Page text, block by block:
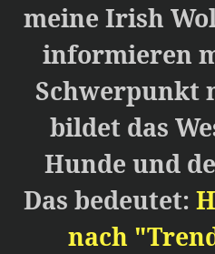
meine Irish
informieren
Schwerpunkt
bildet das
Hunde und
Das bedeutet:
nach